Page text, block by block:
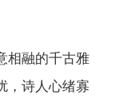
相融的千古雅
，诗人心绪寡